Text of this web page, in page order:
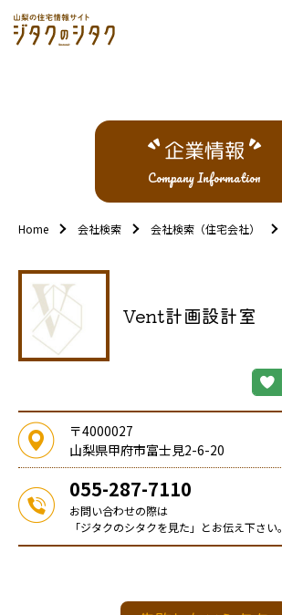
企業情報
Company Information
Home 会社検索 会社検索（住宅会社）
Vent計画設計室
〒4000027
山梨県甲府市富士見2-6-20
055-287-7110
お問い合わせの際は
「ジタクのシタクを見た」とお伝え下さい。